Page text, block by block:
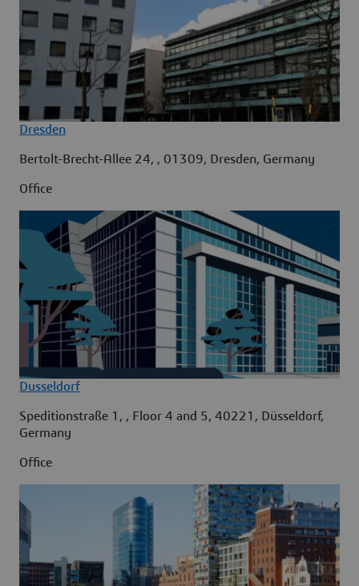
Dresden
Bertolt-Brecht-Allee 24, , 01309, Dresden, Germany
Office
Dusseldorf
Speditionstraße 1, , Floor 4 and 5, 40221, Düsseldorf,
Germany
Office